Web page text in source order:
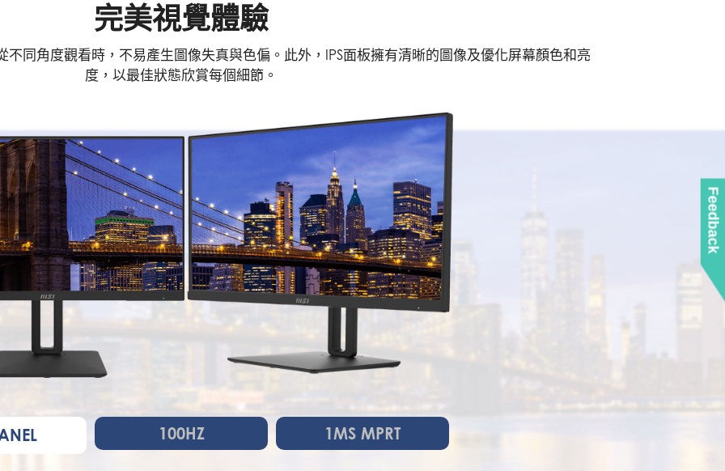
完美視覺體驗
同角度觀看時，不易產生圖像失真與色偏。此外，IPS面板擁有清晰的圖像及優化屏幕顏色和亮
度，以最佳狀態欣賞每個細節。
100HZ 1MS MPRT
Feedback